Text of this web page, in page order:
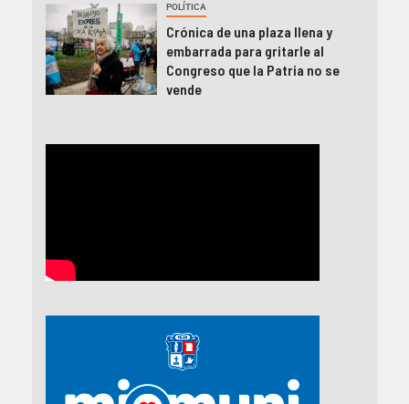
POLÍTICA
Crónica de una plaza llena y
embarrada para gritarle al
Congreso que la Patria no se
vende